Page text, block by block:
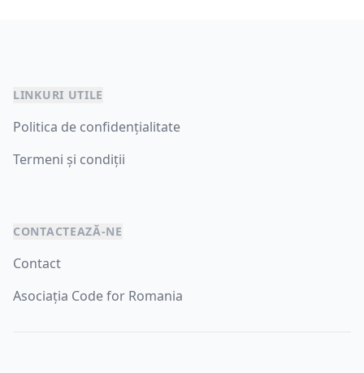
LINKURI UTILE
Politica de confidențialitate
Termeni și condiții
CONTACTEAZĂ-NE
Contact
Asociația Code for Romania